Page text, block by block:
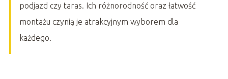
podjazd czy taras. Ich różnorodność oraz łatwość
montażu czynią je atrakcyjnym wyborem dla
każdego.